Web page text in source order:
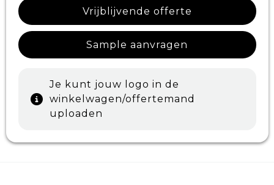
Vrijblijvende offerte
Sample aanvragen
Je kunt jouw logo in de
winkelwagen/offertemand
uploaden